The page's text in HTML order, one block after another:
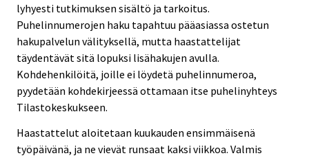
lyhyesti tutkimuksen sisältö ja tarkoitus.
Puhelinnumerojen haku tapahtuu pääasiassa ostetun
hakupalvelun välityksellä, mutta haastattelijat
täydentävät sitä lopuksi lisähakujen avulla.
Kohdehenkilöitä, joille ei löydetä puhelinnumeroa,
pyydetään kohdekirjeessä ottamaan itse puhelinyhteys
Tilastokeskukseen.
Haastattelut aloitetaan kuukauden ensimmäisenä
työpäivänä, ja ne vievät runsaat kaksi viikkoa. Valmis